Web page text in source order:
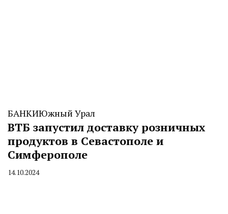
БАНКИЮжный Урал
ВТБ запустил доставку розничных
продуктов в Севастополе и
Симферополе
By
14.10.2024